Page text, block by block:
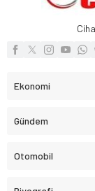
Ekonomi
Gündem
Otomobil